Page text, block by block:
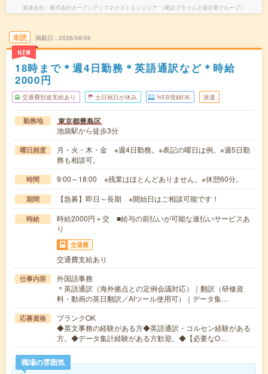
派遣会社 株式会社オープンアップネクストエンジニア （東証プライム上場企業グループ）
未読
NEW
掲載日 2026/08/06
18時まで＊週4日勤務＊英語通訳など＊時給
2000円
交通費別途支給あり 土日祝日が休み WEB登録OK 派遣
勤務地 東京都豊島区
池袋駅から徒歩3分
曜日頻度
月・火・木・金 ※週4日勤務。※表記の曜日は例。※週5日勤
務も相談可。
時間 9:00～18:00 ※残業はほとんどありません。※休憩60分。
期間 【急募】即日～長期 ※開始日はご相談可能です！
時給
時給2000円＋交 ■給与の前払いが可能な速払いサービスあ
り
交通費
交通費支給あり
仕事内容
外国語事務
＊英語通訳（海外拠点との定例会議対応）｜翻訳（研修資
料・動画の英日翻訳／AIツール使用可）｜データ集…
応募資格
ブランクOK
◆英文事務の経験がある方◆英語通訳・コルセン経験がある
方。◆データ集計経験がある方歓迎。◆【必要なO…
職場の雰囲気